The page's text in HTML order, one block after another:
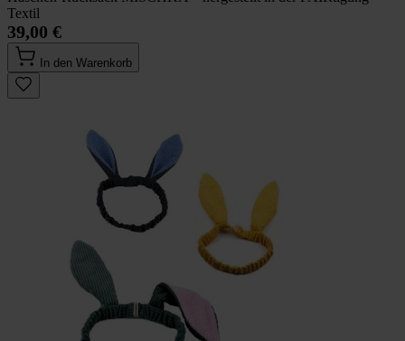
Textil
39,00 €
In den Warenkorb